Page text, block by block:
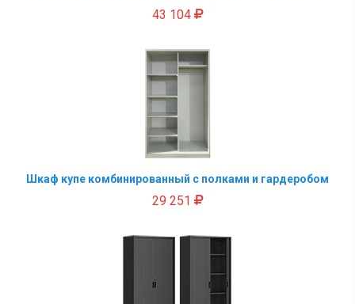
43 104
Шкаф купе комбинированный с полками и гардеробом
29 251